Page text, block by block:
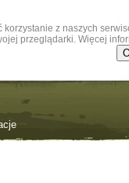
korzystanie z naszych
przeglądarki. Więcej